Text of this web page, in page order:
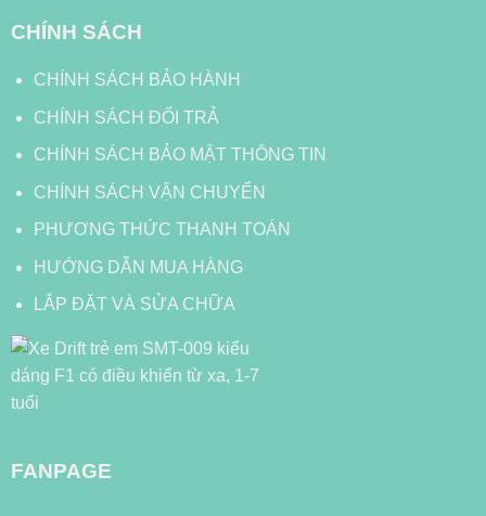
CHÍNH SÁCH
CHÍNH SÁCH BẢO HÀNH
CHÍNH SÁCH ĐỔI TRẢ
CHÍNH SÁCH BẢO MẬT THÔNG TIN
CHÍNH SÁCH VẬN CHUYỂN
PHƯƠNG THỨC THANH TOÁN
HƯỚNG DẪN MUA HÀNG
LẮP ĐẶT VÀ SỬA CHỮA
FANPAGE